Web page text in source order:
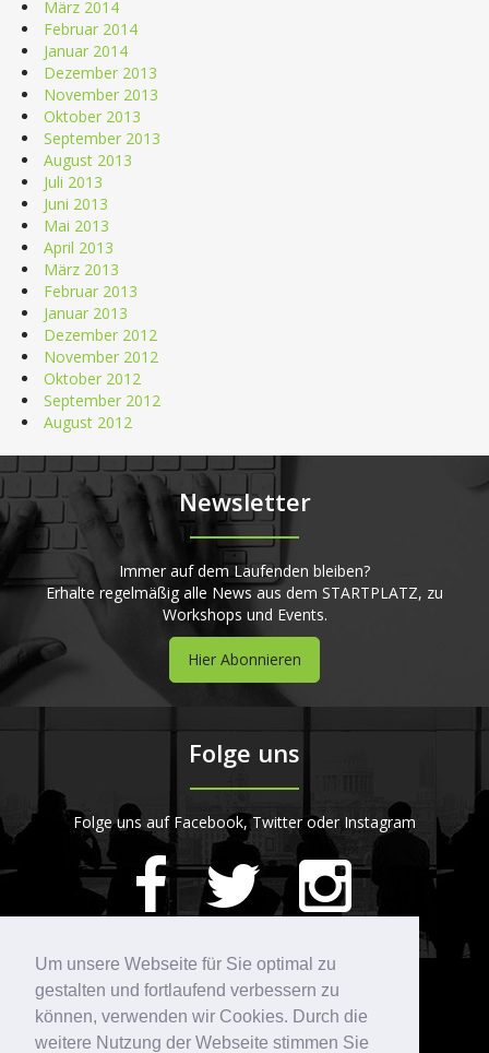
Um unsere Webseite für Sie optimal zu
gestalten und fortlaufend verbessern zu
können, verwenden wir Cookies. Durch die
weitere Nutzung der Webseite stimmen Sie
März 2014
Februar 2014
Januar 2014
Dezember 2013
November 2013
Oktober 2013
September 2013
August 2013
Juli 2013
Juni 2013
Mai 2013
April 2013
März 2013
Februar 2013
Januar 2013
Dezember 2012
November 2012
Oktober 2012
September 2012
August 2012
Newsletter
Immer auf dem Laufenden bleiben?
Erhalte regelmäßig alle News aus dem STARTPLATZ, zu
Workshops und Events.
Hier Abonnieren
Folge uns
Folge uns auf Facebook, Twitter oder Instagram
STARTPLATZ
420Bewertungen auf ProvenExpert.com
Kontakt